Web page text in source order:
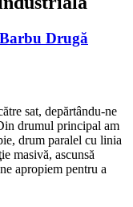
Drugă
sat, depărtându-ne
drumul principal am
drum paralel cu linia
masivă, ascunsă
apropiem pentru a